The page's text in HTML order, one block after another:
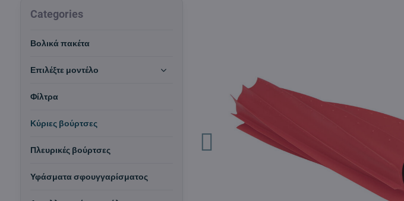
Categories
Βολικά πακέτα
Επιλέξτε μοντέλο
Φίλτρα
Κύριες βούρτσες
Πλευρικές βούρτσες
Υφάσματα σφουγγαρίσματος